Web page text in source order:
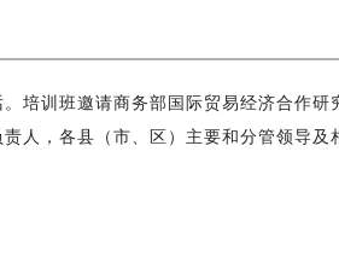
培训班邀请商务部国际贸易经济合作研
人，各县（市、区）主要和分管领导及